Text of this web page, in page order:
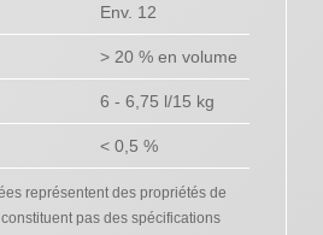
Env. 12
> 20 % en volume
6 - 6,75 l/15 kg
< 0,5 %
représentent des propriétés de
pas des spécifications